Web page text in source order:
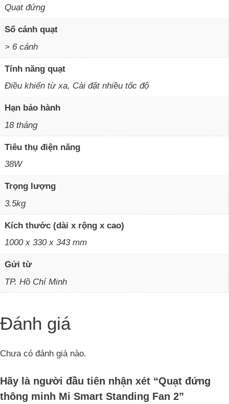
Quạt đứng
Số cánh quạt
> 6 cánh
Tính năng quạt
Điều khiển từ xa, Cài đặt nhiều tốc độ
Hạn bảo hành
18 tháng
Tiêu thụ điện năng
38W
Trọng lượng
3.5kg
Kích thước (dài x rộng x cao)
1000 x 330 x 343 mm
Gửi từ
TP. Hồ Chí Minh
Đánh giá
Chưa có đánh giá nào.
Hãy là người đầu tiên nhận xét “Quạt đứng
thông minh Mi Smart Standing Fan 2”